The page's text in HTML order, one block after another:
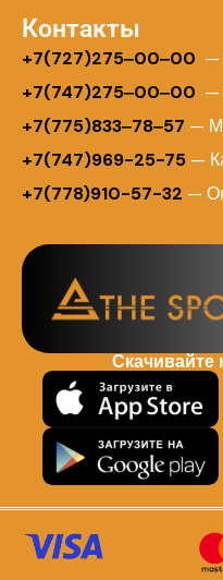
Контакты
+7(727)275‒00‒00 —
+7(747)275‒00‒00 —
+7(775)833‒78‒57 —
+7(747)969-25-75 —
+7(778)910-57-32 —